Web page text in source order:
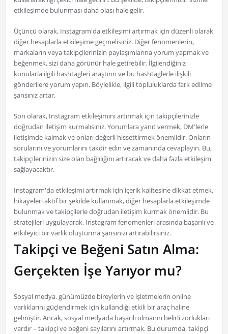
etkileşimde bulunması daha olası hale gelir.
Üçüncü olarak, Instagram'da etkileşimi artırmak için düzenli olarak
diğer hesaplarla etkileşime geçmelisiniz. Diğer fenomenlerin,
markaların veya takipçilerinizin paylaşımlarına yorum yapmak ve
beğenmek, sizi daha görünür hale getirebilir. İlgilendiğiniz
konularla ilgili hashtagleri araştırın ve bu hashtaglerle ilişkili
gönderilere yorum yapın. Böylelikle, ilgili topluluklarda fark edilme
şansınız artar.
Son olarak, Instagram etkileşimini artırmak için takipçilerinizle
doğrudan iletişim kurmalısınız. Yorumlara yanıt vermek, DM'lerle
iletişimde kalmak ve onları değerli hissettirmek önemlidir. Onların
sorularını ve yorumlarını takdir edin ve zamanında cevaplayın. Bu,
takipçilerinizin size olan bağlılığını artıracak ve daha fazla etkileşim
sağlayacaktır.
Instagram'da etkileşimi artırmak için içerik kalitesine dikkat etmek,
hikayeleri aktif bir şekilde kullanmak, diğer hesaplarla etkileşimde
bulunmak ve takipçilerle doğrudan iletişim kurmak önemlidir. Bu
stratejileri uygulayarak, Instagram fenomenleri arasında başarılı ve
etkileyici bir varlık oluşturma şansınızı artırabilirsiniz.
Takipçi ve Beğeni Satın Alma:
Gerçekten İşe Yarıyor mu?
Sosyal medya, günümüzde bireylerin ve işletmelerin online
varlıklarını güçlendirmek için kullandığı etkili bir araç haline
gelmiştir. Ancak, sosyal medyada başarılı olmanın belirli zorlukları
vardır – takipçi ve beğeni sayılarını artırmak. Bu durumda, takipçi